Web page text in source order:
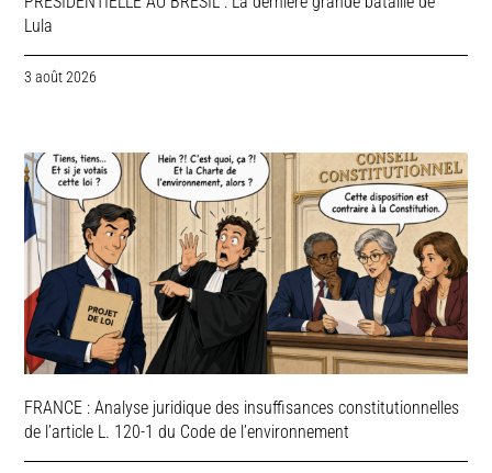
Lula
3 août 2026
FRANCE : Analyse juridique des insuffisances constitutionnelles
de l’article L. 120-1 du Code de l’environnement